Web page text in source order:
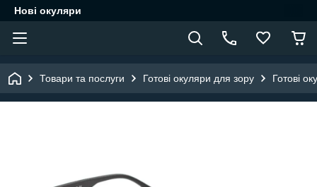
Нові окуляри
Товари та послуги Готові окуляри для зору Готові